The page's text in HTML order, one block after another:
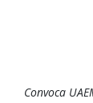
Convoca